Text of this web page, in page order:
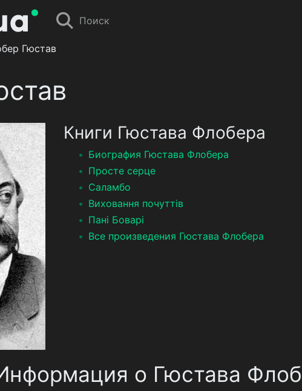
Поиск
Гюстав
Книги Гюстава Флобера
Биография Гюстава Флобера
Просте серце
Саламбо
Виховання почуттів
Пані Боварі
Все произведения Гюстава Флобера
о Гюстава